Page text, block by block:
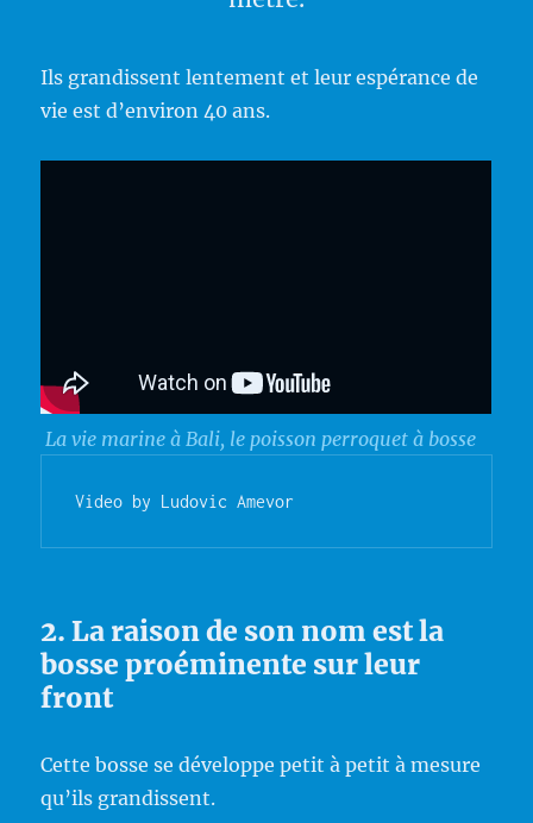
Ils grandissent lentement et leur espérance de
vie est d’environ 40 ans.
La vie marine à Bali, le poisson perroquet à bosse
Video by Ludovic Amevor
2. La raison de son nom est la
bosse proéminente sur leur
front
Cette bosse se développe petit à petit à mesure
qu’ils grandissent.